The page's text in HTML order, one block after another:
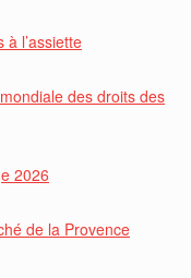
à l’assiette
des droits des
2026
de la Provence